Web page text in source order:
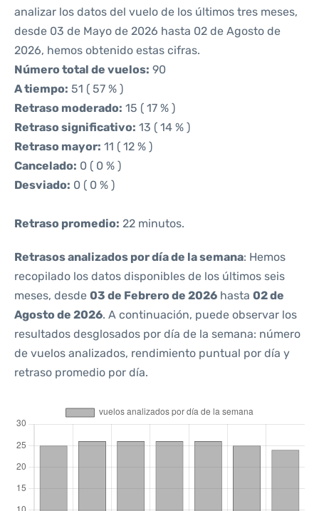
analizar los datos del vuelo de los últimos tres meses,
desde 03 de Mayo de 2026 hasta 02 de Agosto de
2026, hemos obtenido estas cifras.
Número total de vuelos: 90
A tiempo: 51 ( 57 % )
Retraso moderado: 15 ( 17 % )
Retraso significativo: 13 ( 14 % )
Retraso mayor: 11 ( 12 % )
Cancelado: 0 ( 0 % )
Desviado: 0 ( 0 % )
Retraso promedio: 22 minutos.
Retrasos analizados por día de la semana: Hemos
recopilado los datos disponibles de los últimos seis
meses, desde 03 de Febrero de 2026 hasta 02 de
Agosto de 2026. A continuación, puede observar los
resultados desglosados por día de la semana: número
de vuelos analizados, rendimiento puntual por día y
retraso promedio por día.